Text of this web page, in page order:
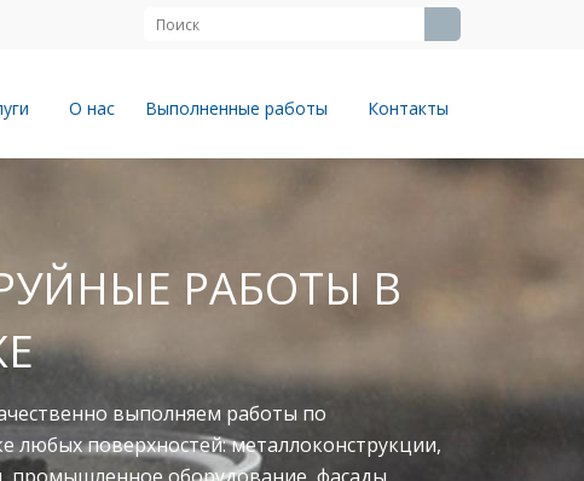
О нас Выполненные работы Контакты
РАБОТЫ В
выполняем работы по
любых поверхностей: металлоконструкции,